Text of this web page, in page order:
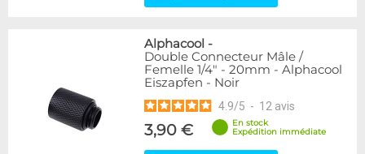
Alphacool -
Double Connecteur Mâle /
Femelle 1/4" - 20mm - Alphacool
Eiszapfen - Noir
4.9/5 - 12 avis
3,90 €
En stock
Expédition immédiate